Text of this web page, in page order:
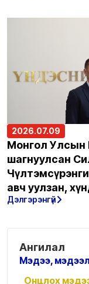
2026.07.09
Монгол Улсын
шагнуулсан
авч уулзан,
Дэлгэрэнгүй
Ангилал
Мэдээ,
Онцлох